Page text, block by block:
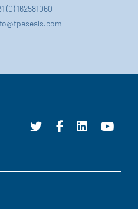
(0) 162581060